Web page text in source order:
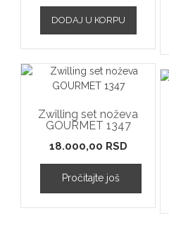
DODAJ U KORPU
Zwilling set noževa
GOURMET 1347
18.000,00 RSD
Pročitajte još